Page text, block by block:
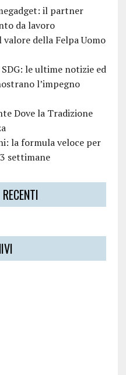
il partner
da lavoro
della Felpa Uomo
le ultime notizie ed
l’impegno
Dove la Tradizione
la formula veloce per
settimane